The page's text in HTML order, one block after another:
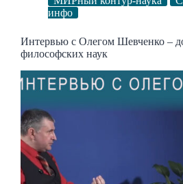
инфо
Интервью с Олегом Шевченко –
философских наук